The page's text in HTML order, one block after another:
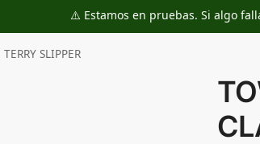
⚠️ Estamos en pruebas. Si algo
SLIPPER